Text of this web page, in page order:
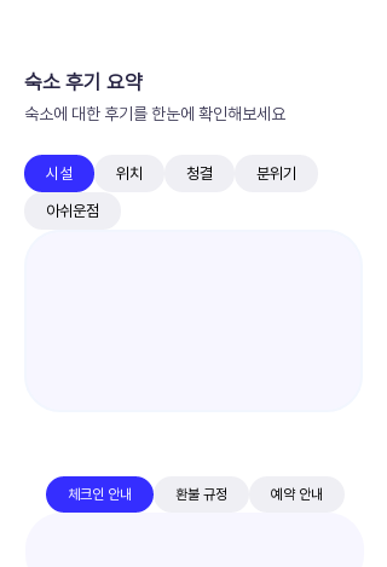
​숙소 후기 요약
숙소에 대한 후기를 한눈에 확인해보세요
시설 위치 청결 분위기
아쉬운점
체크인 안내 환불 규정 예약 안내